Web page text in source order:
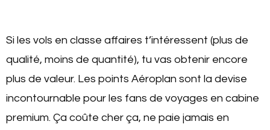
Si les vols en classe affaires t’intéressent (plus de
qualité, moins de quantité), tu vas obtenir encore
plus de valeur. Les points Aéroplan sont la devise
incontournable pour les fans de voyages en cabine
premium. Ça coûte cher ça, ne paie jamais en